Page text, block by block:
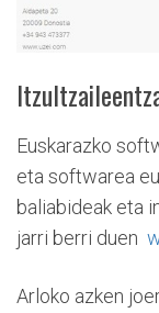
Euskarazko
eta softwarea
baliabideak eta
jarri berri duen
Arloko azken